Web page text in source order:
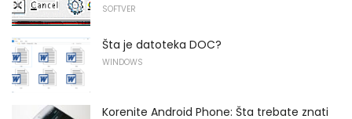
SOFTVER
Šta je datoteka DOC?
WINDOWS
Korenite Android Phone: Šta trebate znati